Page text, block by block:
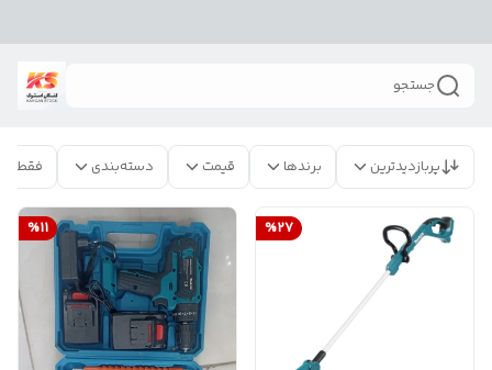
جستجو
پربازدیدترین برندها قیمت دسته‌بندی فقط
%27
%11